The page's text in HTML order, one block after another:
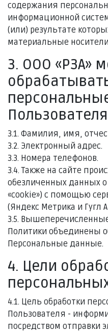
содержания
информационной
(или) результате
материальные
3. ООО «РЗА»
Пользователя
3.1. Фамилия, имя,
3.2. Электронный адрес.
3.3. Номера телефонов.
3.4. Также на сайте
обезличенных данных о
«cookie») с помощью
(Яндекс Метрика и Гугл
3.5.
Политики объединены
Персональные данные.
4. Цели
4.1. Цель обработки
Пользователя -
посредством отправки